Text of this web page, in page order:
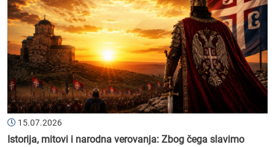
15.07.2026
Istorija, mitovi i narodna verovanja: Zbog čega slavimo